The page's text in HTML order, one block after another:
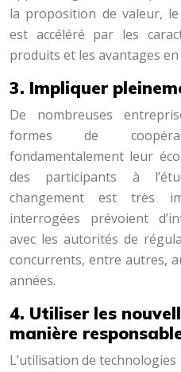
la proposition de valeur,
est accéléré par les
produits et les avantages
3. Impliquer
De nombreuses
formes de
fondamentalement leur
des participants à
changement est très
interrogées prévoient
avec les autorités de
concurrents, entre autres,
années.
4. Utiliser les
manière
L’utilisation de